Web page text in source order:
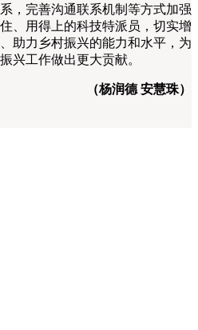
，完善沟通联系机制等方式加强
、用得上的科技特派员，切实增
助力乡村振兴的能力和水平，为
兴工作做出更大贡献。
（杨润德 安慧珠）